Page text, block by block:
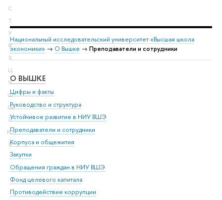
С
Т
У
Ф
Х
Ц
Ч
Ш
Щ
Э
Ю
Я
Национальный исследовательский университет «Высшая школа
экономики» → О Вышке → Преподаватели и сотрудники
О ВЫШКЕ
Цифры и факты
Руководство и структура
Устойчивое развитие в НИУ ВШЭ
Преподаватели и сотрудники
Корпуса и общежития
Закупки
Обращения граждан в НИУ ВШЭ
Фонд целевого капитала
Противодействие коррупции